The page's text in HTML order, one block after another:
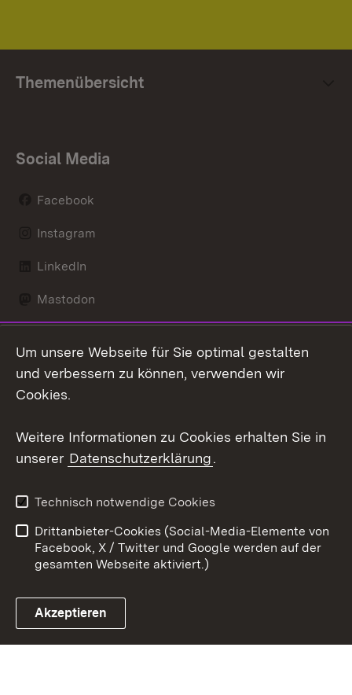
Themenübersicht
Social Media
Facebook
Instagram
LinkedIn
Mastodon
X / Twitter
Youtube
Link zum Landesportal
Kontakt
Datenschutz
Barrierefreiheit
Impressum Cookies
Um unsere Webseite für Sie optimal gestalten
und verbessern zu können, verwenden wir
Cookies.
Weitere Informationen zu Cookies erhalten Sie in
unserer Datenschutzerklärung.
Technisch notwendige Cookies
Drittanbieter-Cookies (Social-Media-Elemente von
Facebook, X / Twitter und Google werden auf der
gesamten Webseite aktiviert.)
Akzeptieren